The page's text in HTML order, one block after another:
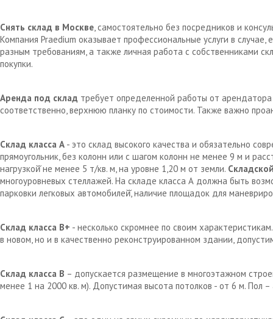
Снять склад в Москве, самостоятельно без посредников и
Компания Praedium оказывает профессиональные услуги в
разным требованиям, а также личная работа с собственниками
покупки.
Аренда под склад требует определенной работы от
соответственно, верхнюю планку по стоимости. Также важно
Склад класса А - это склад высокого качества и обязательно
прямоугольник, без колонн или с шагом колонн не менее 9 м и
нагрузкой̆ не менее 5 т/кв. м, на уровне 1,20 м от земли.
многоуровневых стеллажей. На складе класса А должна быть
парковки легковых автомобилей̆, наличие площадок для
Склад класса В+ - несколько скромнее по своим
в новом, но и в качественно реконструированном здании,
Склад класса В – допускается размещение в многоэтажном
менее 1 на 2000 кв. м). Допустимая высота потолков - от 6 м. Пол